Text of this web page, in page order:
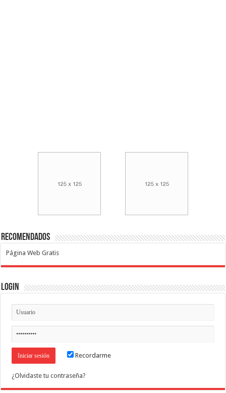
Recomendados
Página Web Gratis
Login
Recordarme
¿Olvidaste tu contraseña?